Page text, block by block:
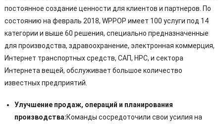
постоянное создание ценности для клиентов и партнеров. По
состоянию на февраль 2018, WPPOP имеет 100 услуги под 14
категории и выше 60 решения, специально предназначенные
для производства, здравоохранение, электронная коммерция,
Интернет транспортных средств, САП, HPC, и сектора
Интернета вещей, обслуживает большое количество
известных предприятий.
Улучшение продаж, операций и планирования
производства:Команды сосредоточили свои усилия на